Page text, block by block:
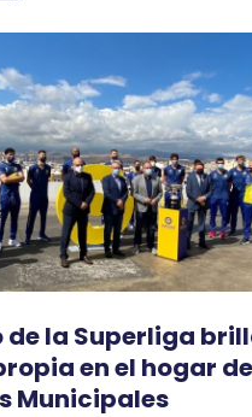
de la Superliga
en el hogar de
Municipales